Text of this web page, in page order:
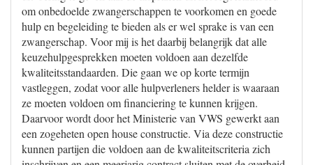
om onbedoelde zwangerschappen te voorkomen en goede
hulp en begeleiding te bieden als er wel sprake is van een
zwangerschap. Voor mij is het daarbij belangrijk dat alle
keuzehulpgesprekken moeten voldoen aan dezelfde
kwaliteitsstandaarden. Die gaan we op korte termijn
vastleggen, zodat voor alle hulpverleners helder is waaraan
ze moeten voldoen om financiering te kunnen krijgen.
Daarvoor wordt door het Ministerie van VWS gewerkt aan
een zogeheten open house constructie. Via deze constructie
kunnen partijen die voldoen aan de kwaliteitscriteria zich